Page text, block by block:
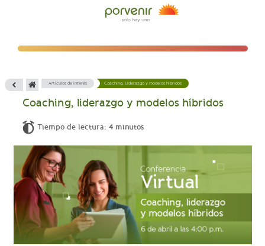
Artículos de interés Coaching, Liderazgo y modelos híbridos
Coaching, liderazgo y modelos híbridos
Tiempo de lectura: 4 minutos